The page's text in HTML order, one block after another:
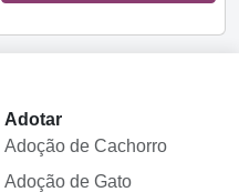
Adotar
Adoção de Cachorro
Adoção de Gato